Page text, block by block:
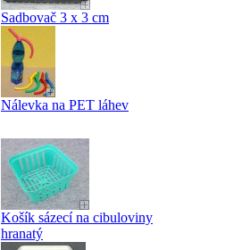
Sadbovač 3 x 3 cm
Nálevka na PET láhev
Košík sázecí na cibuloviny
hranatý